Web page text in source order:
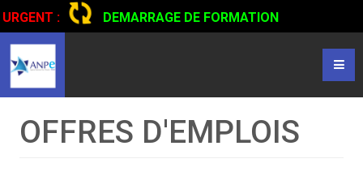
URGENT :
DEMARRAGE DE FORMATION
CERTIFIANTE EN CONDUITE DE CAMIONS...CLIQUER POUR
LIRE
OFFRES D'EMPLOIS